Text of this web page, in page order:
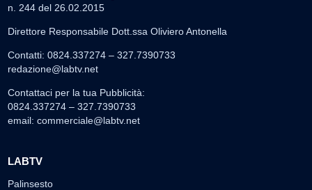
n. 244 del 26.02.2015
Direttore Responsabile Dott.ssa Oliviero Antonella
Contatti: 0824.337274 – 327.7390733
redazione@labtv.net
Contattaci per la tua Pubblicità:
0824.337274 – 327.7390733
email: commerciale@labtv.net
LABTV
Palinsesto